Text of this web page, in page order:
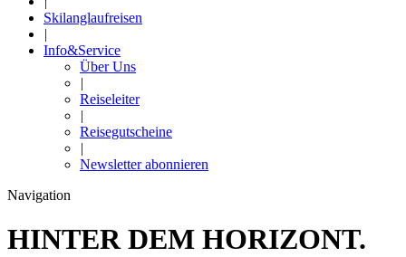
Skilanglaufreisen
|
Info&Service
Über Uns
|
Reiseleiter
|
Reisegutscheine
|
Newsletter abonnieren
Navigation
HINTER DEM HORIZONT.